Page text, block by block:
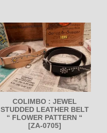
COLIMBO : JEWEL
STUDDED LEATHER BELT
“ FLOWER PATTERN “
[ZA-0705]